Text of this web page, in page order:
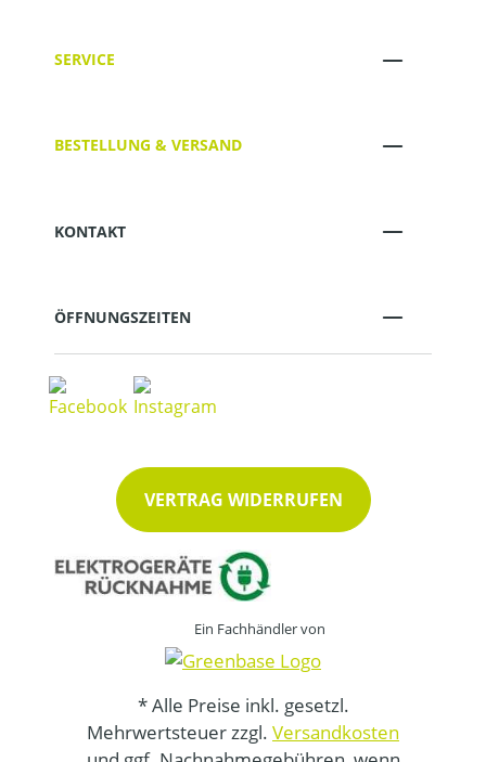
SERVICE
BESTELLUNG & VERSAND
KONTAKT
ÖFFNUNGSZEITEN
VERTRAG WIDERRUFEN
Ein Fachhändler von
* Alle Preise inkl. gesetzl.
Mehrwertsteuer zzgl. Versandkosten